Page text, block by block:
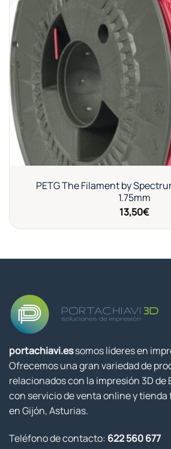
PETG The Filament by
1.75mm
13,50€
portachiavi.essomos líderes en
Ofrecemos una gran variedad de
relacionados con la impresión 3D de
con servicio de venta online y
en Gijón, Asturias.
Teléfono de contacto: 622 560 677